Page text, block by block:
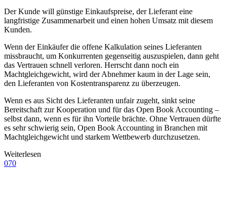
Der Kunde will günstige Einkaufspreise, der Lieferant eine
langfristige Zusammenarbeit und einen hohen Umsatz mit diesem
Kunden.
Wenn der Einkäufer die offene Kalkulation seines Lieferanten
missbraucht, um Konkurrenten gegenseitig auszuspielen, dann geht
das Vertrauen schnell verloren. Herrscht dann noch ein
Machtgleichgewicht, wird der Abnehmer kaum in der Lage sein,
den Lieferanten von Kostentransparenz zu überzeugen.
Wenn es aus Sicht des Lieferanten unfair zugeht, sinkt seine
Bereitschaft zur Kooperation und für das Open Book Accounting –
selbst dann, wenn es für ihn Vorteile brächte. Ohne Vertrauen dürfte
es sehr schwierig sein, Open Book Accounting in Branchen mit
Machtgleichgewicht und starkem Wettbewerb durchzusetzen.
Weiterlesen
070